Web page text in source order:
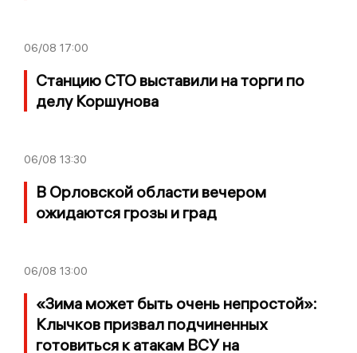
06/08 17:00
Станцию СТО выставили на торги по
делу Коршунова
06/08 13:30
В Орловской области вечером
ожидаются грозы и град
06/08 13:00
«Зима может быть очень непростой»:
Клычков призвал подчиненных
готовиться к атакам ВСУ на